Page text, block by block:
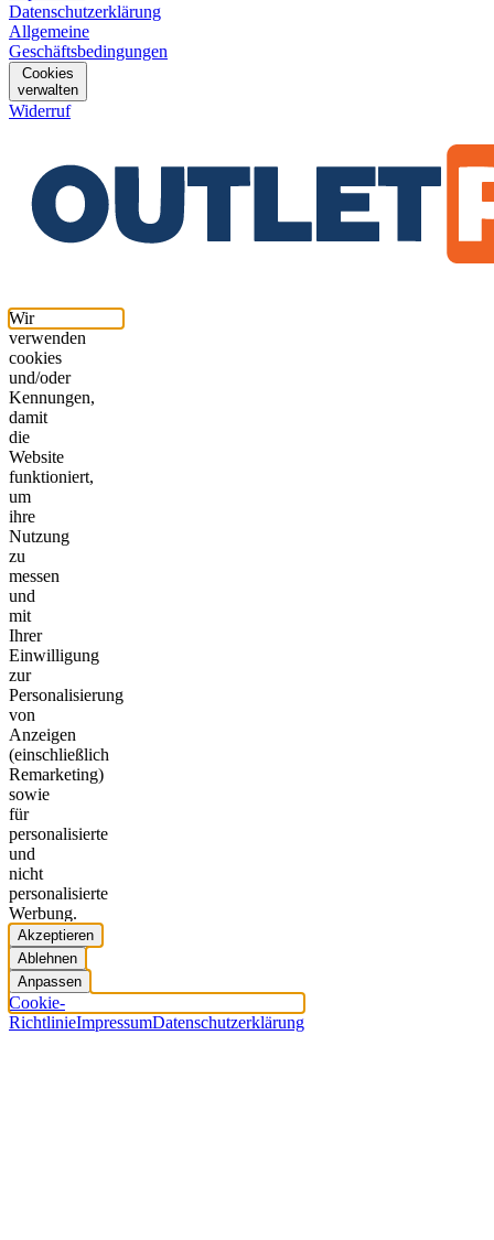
Datenschutzerklärung
Allgemeine
Geschäftsbedingungen
Cookies
verwalten
Widerruf
Wir
verwenden
cookies
und/oder
Kennungen,
damit
die
Website
funktioniert,
um
ihre
Nutzung
zu
messen
und
mit
Ihrer
Einwilligung
zur
Personalisierung
von
Anzeigen
(einschließlich
Remarketing)
sowie
für
personalisierte
und
nicht
personalisierte
Werbung.
Akzeptieren
Ablehnen
Anpassen
Cookie-
RichtlinieImpressumDatenschutzerklärung